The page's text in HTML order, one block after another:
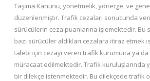
Taşıma Kanunu, yönetmelik, yönerge, ve
düzenlenmiştir. Trafik cezaları sonucunda
sürücülerin ceza puanlarına işlemektedir. Bu
bazı sürücüler aldıkları cezalara itiraz etmek
talebi için cezayı veren trafik kurumuna ya
müracaat edilmektedir. Trafik kuruluşlarında
bir dilekçe istenmektedir. Bu dilekçede trafik